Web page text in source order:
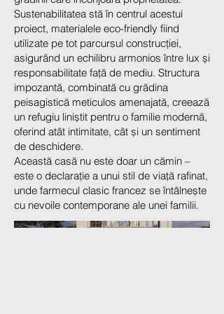
Sustenabilitatea stă în centrul acestui
proiect, materialele eco-friendly fiind
utilizate pe tot parcursul construcției,
asigurând un echilibru armonios între lux și
responsabilitate față de mediu. Structura
impozantă, combinată cu grădina
peisagistică meticulos amenajată, creează
un refugiu liniștit pentru o familie modernă,
oferind atât intimitate, cât și un sentiment
de deschidere.
Această casă nu este doar un cămin –
este o declarație a unui stil de viață rafinat,
unde farmecul clasic francez se întâlnește
cu nevoile contemporane ale unei familii.